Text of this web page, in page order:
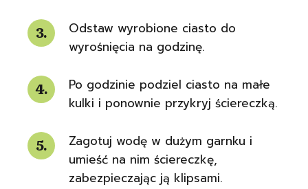
Odstaw wyrobione ciasto do
wyrośnięcia na godzinę.
Po godzinie podziel ciasto na małe
kulki i ponownie przykryj ściereczką.
Zagotuj wodę w dużym garnku i
umieść na nim ściereczkę,
zabezpieczając ją klipsami.